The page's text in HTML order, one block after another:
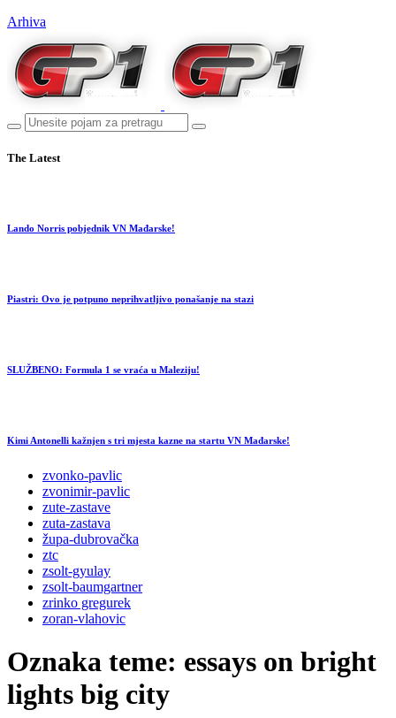
Arhiva
The Latest
Lando Norris pobjednik VN Mađarske!
Piastri: Ovo je potpuno neprihvatljivo ponašanje na stazi
SLUŽBENO: Formula 1 se vraća u Maleziju!
Kimi Antonelli kažnjen s tri mjesta kazne na startu VN Mađarske!
zvonko-pavlic
zvonimir-pavlic
zute-zastave
zuta-zastava
župa-dubrovačka
ztc
zsolt-gyulay
zsolt-baumgartner
zrinko gregurek
zoran-vlahovic
Oznaka teme: essays on bright
lights big city